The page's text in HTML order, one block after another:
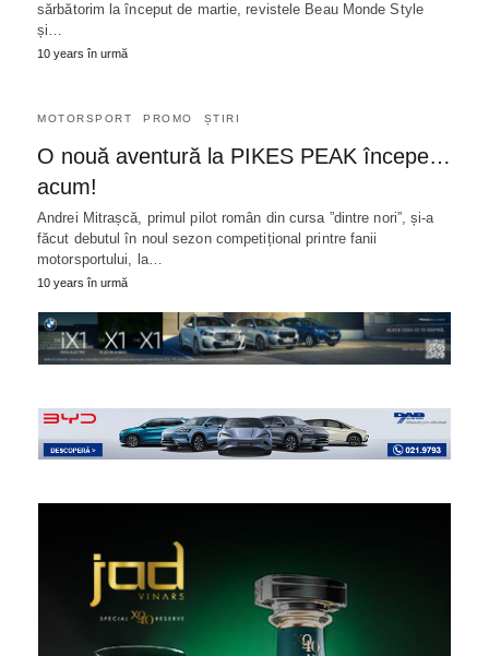
sărbătorim la început de martie, revistele Beau Monde Style
și…
10 years în urmă
MOTORSPORT PROMO ȘTIRI
O nouă aventură la PIKES PEAK începe…
acum!
Andrei Mitrașcă, primul pilot român din cursa ”dintre nori”, și-a
făcut debutul în noul sezon competițional printre fanii
motorsportului, la…
10 years în urmă